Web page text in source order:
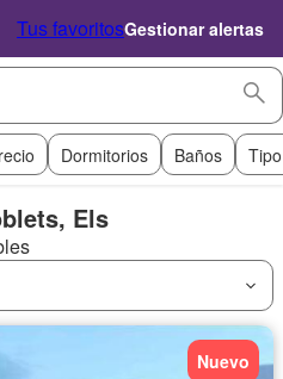
Tus favoritosGestionar alertas
Dormitorios Baños
Els
Nuevo